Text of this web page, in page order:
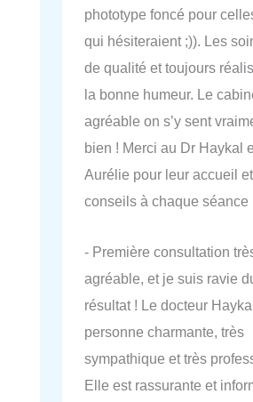
phototype foncé pour
qui hésiteraient ;)). Les
de qualité et toujours
la bonne humeur. Le
agréable on s’y sent
bien ! Merci au Dr Haykal
Aurélie pour leur accueil
conseils à chaque séance
- Première consultation
agréable, et je suis ravie
résultat ! Le docteur
personne charmante, très
sympathique et très
Elle est rassurante et